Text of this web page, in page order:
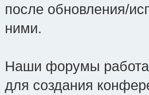
после обновления/
ними.
Наши форумы
для создания